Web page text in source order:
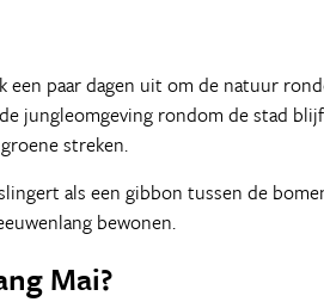
een paar dagen uit om de natuur
jungleomgeving rondom de stad
streken.
als een gibbon tussen de
bewonen.
Mai?